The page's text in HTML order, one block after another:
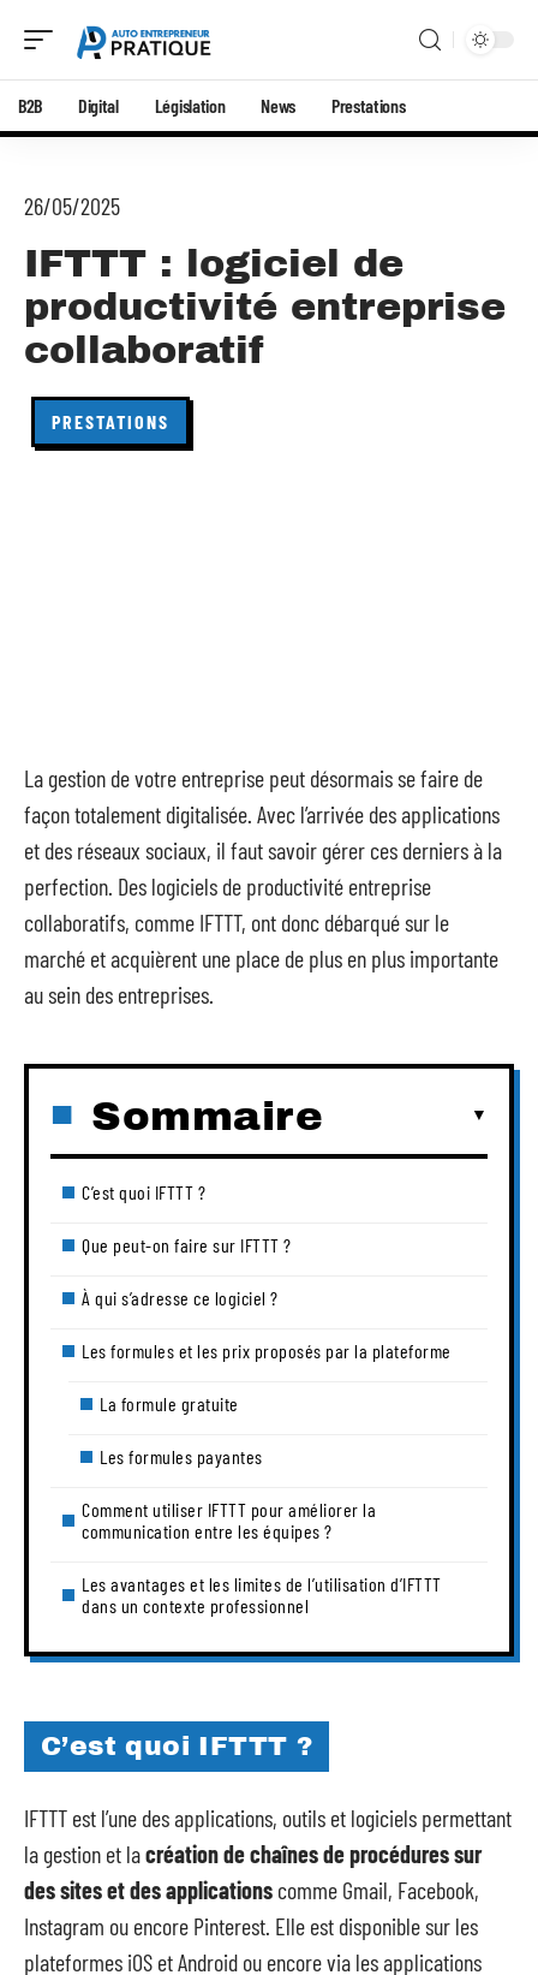
B2B Digital Législation News Prestations
26/05/2025
IFTTT : logiciel de
productivité entreprise
collaboratif
PRESTATIONS
La gestion de votre entreprise peut désormais se faire de
façon totalement digitalisée. Avec l’arrivée des applications
et des réseaux sociaux, il faut savoir gérer ces derniers à la
perfection. Des logiciels de productivité entreprise
collaboratifs, comme IFTTT, ont donc débarqué sur le
marché et acquièrent une place de plus en plus importante
au sein des entreprises.
Sommaire
C’est quoi IFTTT ?
Que peut-on faire sur IFTTT ?
À qui s’adresse ce logiciel ?
Les formules et les prix proposés par la plateforme
La formule gratuite
Les formules payantes
Comment utiliser IFTTT pour améliorer la
communication entre les équipes ?
Les avantages et les limites de l’utilisation d’IFTTT
dans un contexte professionnel
C’est quoi IFTTT ?
IFTTT est l’une des applications, outils et logiciels permettant
la gestion et lacréation de chaînes de procédures sur
des sites et des applications comme Gmail, Facebook,
Instagram ou encore Pinterest. Elle est disponible sur les
plateformes iOS et Android ou encore via les applications